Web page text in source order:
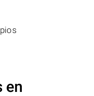
en